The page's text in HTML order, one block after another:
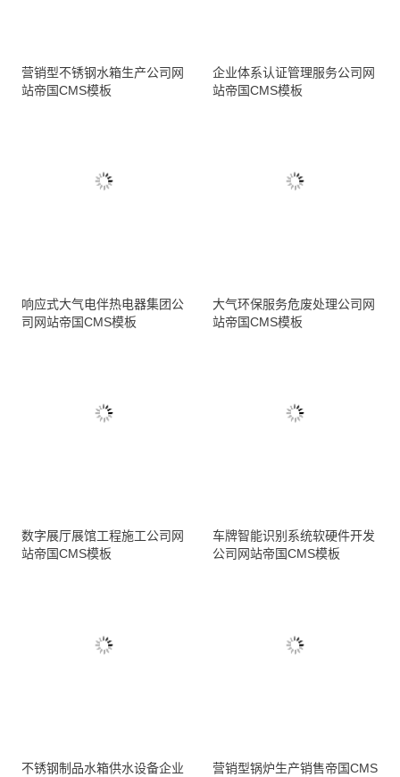
营销型不锈钢水箱生产公司网
站帝国CMS模板
企业体系认证管理服务公司网
站帝国CMS模板
响应式大气电伴热电器集团公
司网站帝国CMS模板
大气环保服务危废处理公司网
站帝国CMS模板
数字展厅展馆工程施工公司网
站帝国CMS模板
车牌智能识别系统软硬件开发
公司网站帝国CMS模板
不锈钢制品水箱供水设备企业
营销型锅炉生产销售帝国CMS